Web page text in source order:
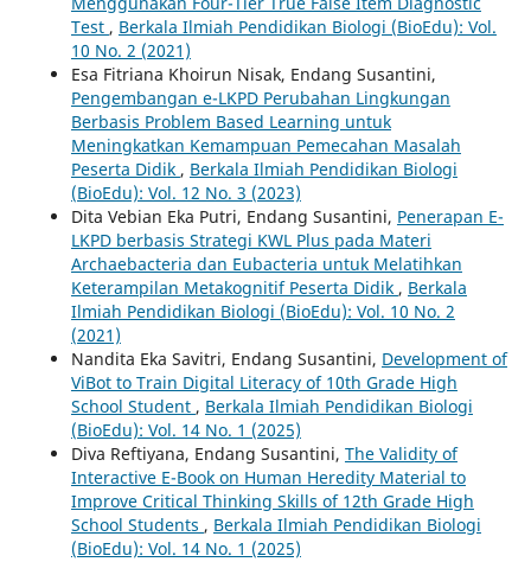
Test , Berkala Ilmiah Pendidikan Biologi (BioEdu): Vol.
10 No. 2 (2021)
Esa Fitriana Khoirun Nisak, Endang Susantini,
Pengembangan e-LKPD Perubahan Lingkungan
Berbasis Problem Based Learning untuk
Meningkatkan Kemampuan Pemecahan Masalah
Peserta Didik , Berkala Ilmiah Pendidikan Biologi
(BioEdu): Vol. 12 No. 3 (2023)
Dita Vebian Eka Putri, Endang Susantini, Penerapan E-
LKPD berbasis Strategi KWL Plus pada Materi
Archaebacteria dan Eubacteria untuk Melatihkan
Keterampilan Metakognitif Peserta Didik , Berkala
Ilmiah Pendidikan Biologi (BioEdu): Vol. 10 No. 2
(2021)
Nandita Eka Savitri, Endang Susantini, Development of
ViBot to Train Digital Literacy of 10th Grade High
School Student , Berkala Ilmiah Pendidikan Biologi
(BioEdu): Vol. 14 No. 1 (2025)
Diva Reftiyana, Endang Susantini, The Validity of
Interactive E-Book on Human Heredity Material to
Improve Critical Thinking Skills of 12th Grade High
School Students , Berkala Ilmiah Pendidikan Biologi
(BioEdu): Vol. 14 No. 1 (2025)